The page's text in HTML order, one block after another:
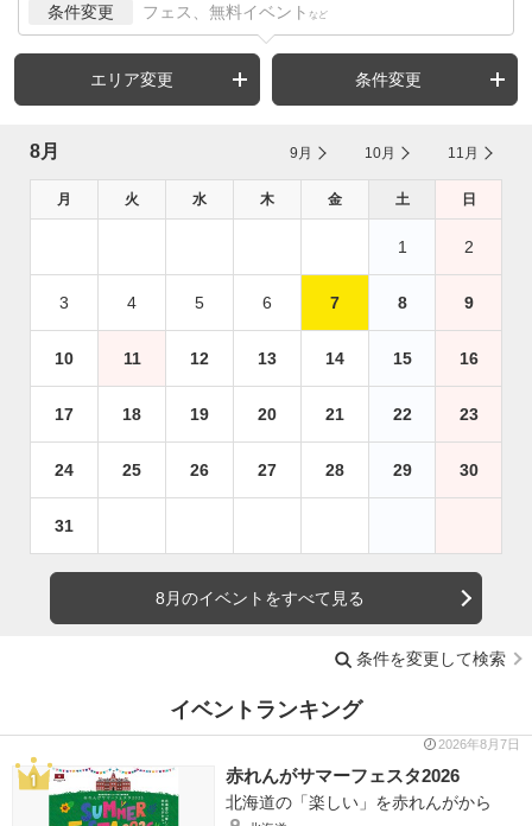
条件変更 フェス、無料イベント など
エリア変更 条件変更
8月 9月 10月 11月
月 火 水 木 金 土 日
1 2
3 4 5 6 7 8 9
10 11 12 13 14 15 16
17 18 19 20 21 22 23
24 25 26 27 28 29 30
31
8月のイベントをすべて見る
条件を変更して検索
イベントランキング
2026年8月7日
赤れんがサマーフェスタ2026
北海道の「楽しい」を赤れんがから